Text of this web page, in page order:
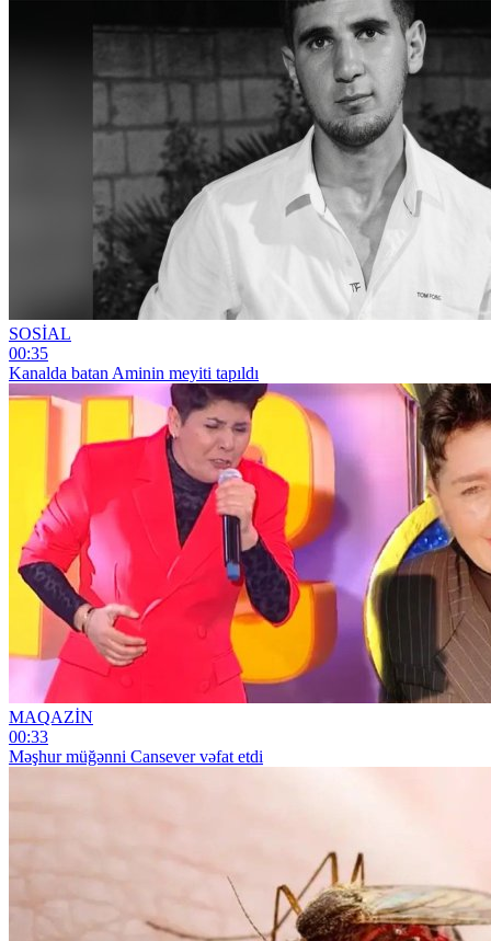
SOSİAL
00:35
Kanalda batan Aminin meyiti tapıldı
MAQAZİN
00:33
Məşhur müğənni Cansever vəfat etdi